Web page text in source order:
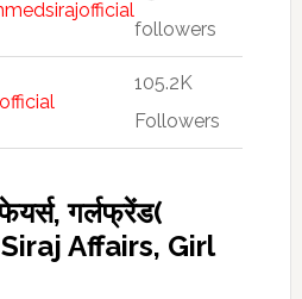
followers
105.2K
Followers
गर्लफ्रेंड(
Affairs, Girl